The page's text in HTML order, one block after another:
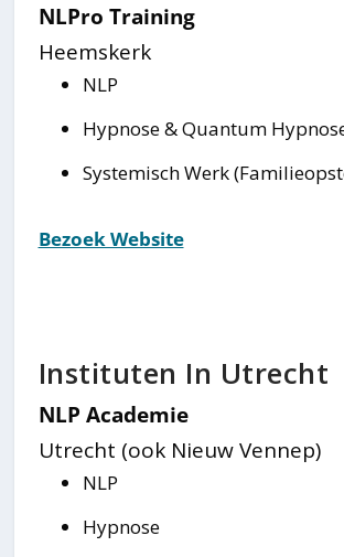
NLPro Training
Heemskerk
NLP
Hypnose & Quantum
Systemisch Werk
Bezoek Website
Instituten In Utrecht
NLP Academie
Utrecht (ook Nieuw Vennep)
NLP
Hypnose